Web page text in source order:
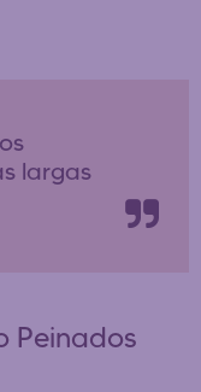
largas
Peinados